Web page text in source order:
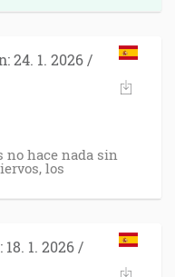
24. 1. 2026 /
no hace nada sin
los
1. 2026 /